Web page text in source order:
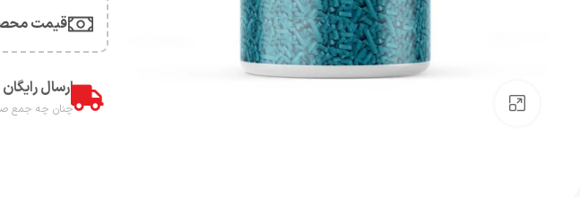
قیمت
ارسال رایگان
چنان چه جمع صورت حساب شما بالای 10 میلیون